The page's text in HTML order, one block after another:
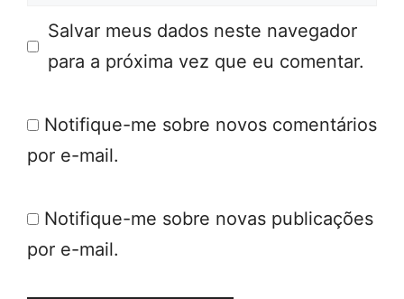
Salvar meus dados neste navegador
para a próxima vez que eu comentar.
Notifique-me sobre novos comentários
por e-mail.
Notifique-me sobre novas publicações
por e-mail.